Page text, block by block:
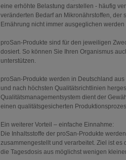
eine erhöhte Belastung darstellen - häufig
veränderten Bedarf an Mikronährstoffen,
Ernährung nicht immer ausgeglichen werden
proSan-Produkte sind für den jeweiligen
dosiert. So können Sie Ihren Organismus
unterstützen.
proSan-Produkte werden in Deutschland
und nach höchsten Qualitätsrichtlinien
Qualitätsmanagementsystem dient der
einen qualitätsgesicherten
Ein weiterer Vorteil – einfache Einnahme:
Die Inhaltsstoffe der proSan-Produkte
zusammengestellt und verarbeitet. Ziel ist
die Tagesdosis aus möglichst wenigen